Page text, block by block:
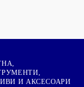
И АКСЕСОАРИ